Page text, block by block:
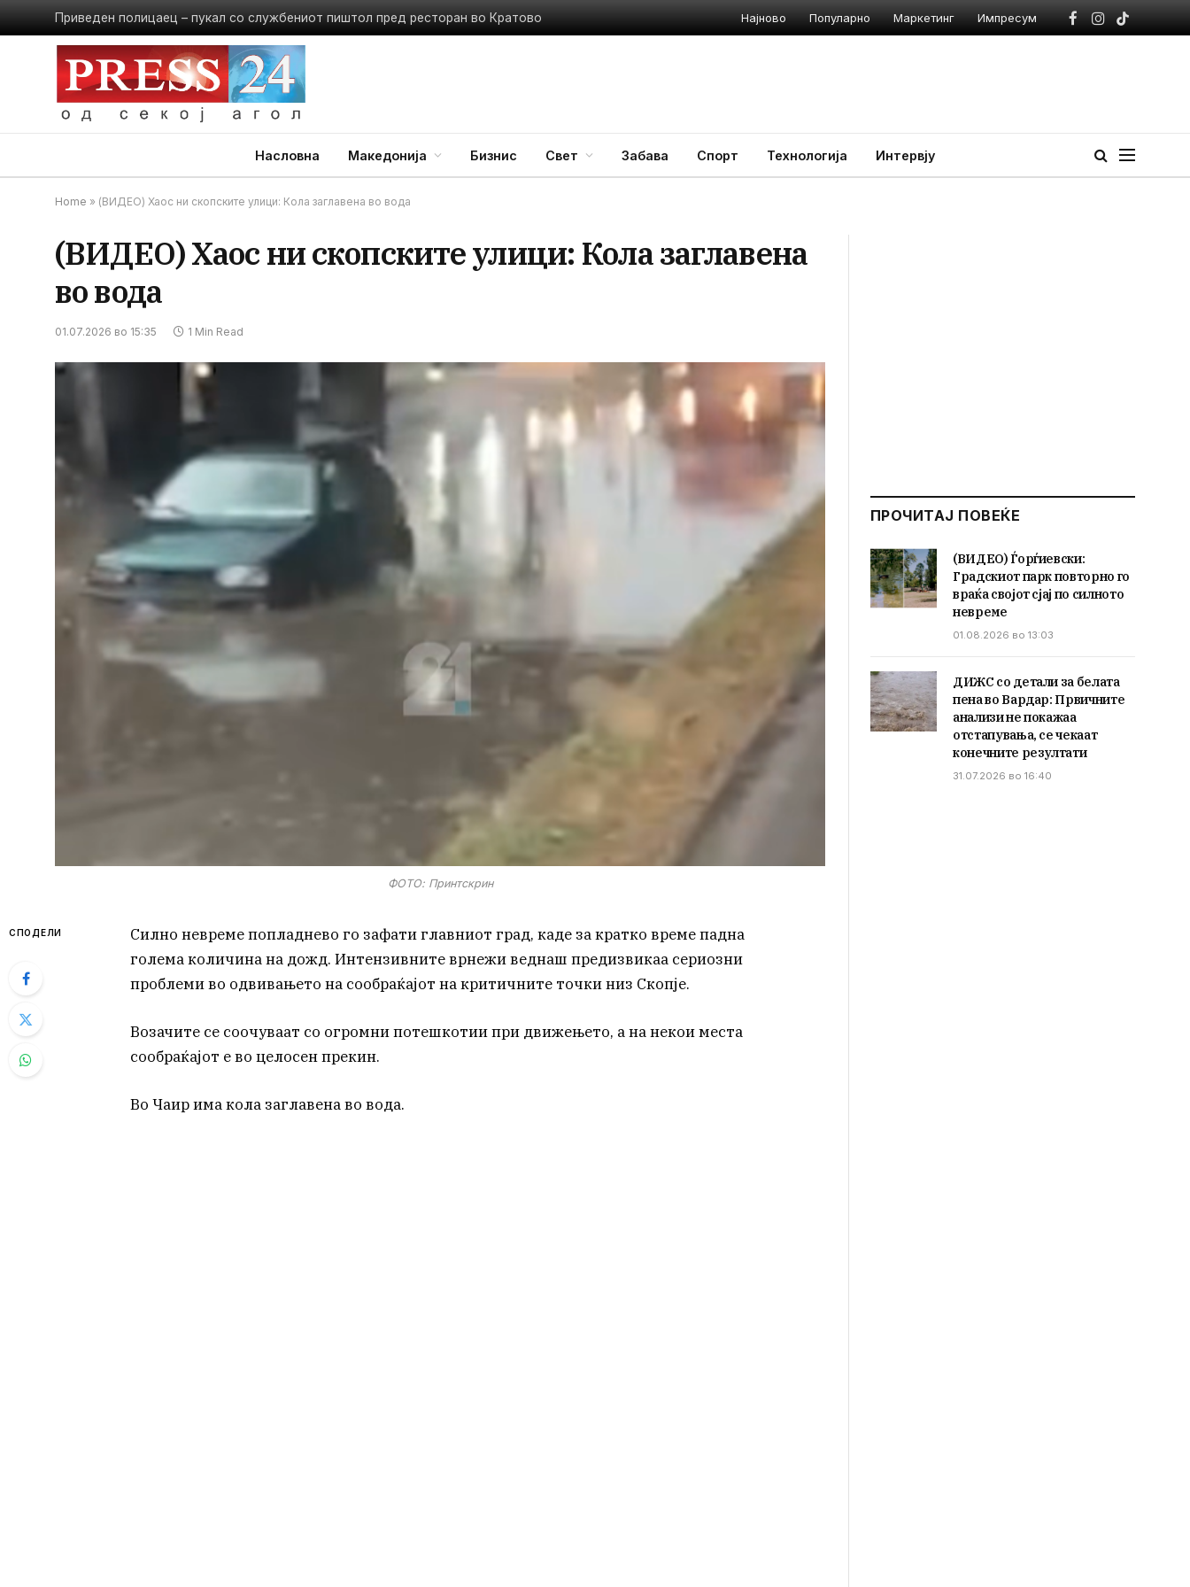
Приведен полицаец – пукал со службениот пиштол пред ресторан во Кратово Најново Популарно Маркетинг Импресум
Facebook
Instagram
TikTok
Насловна Македонија Бизнис Свет Забава Спорт Технологија Интервју
Home » (ВИДЕО) Хаос ни скопските улици: Кола заглавена во вода
(ВИДЕО) Хаос ни скопските улици: Кола заглавена
во вода
01.07.2026 во 15:35 1 Min Read
ФОТО: Принтскрин
СПОДЕЛИ
Силно невреме попладнево го зафати главниот град, каде за кратко време падна
голема количина на дожд. Интензивните врнежи веднаш предизвикаа сериозни
проблеми во одвивањето на сообраќајот на критичните точки низ Скопје.
Возачите се соочуваат со огромни потешкотии при движењето, а на некои места
сообраќајот е во целосен прекин.
Во Чаир има кола заглавена во вода.
ПРОЧИТАЈ ПОВЕЌЕ
(ВИДЕО) Ѓорѓиевски:
Градскиот парк повторно го
враќа својот сјај по силното
невреме
01.08.2026 во 13:03
ДИЖС со детали за белата
пена во Вардар: Првичните
анализи не покажаа
отстапувања, се чекаат
конечните резултати
31.07.2026 во 16:40